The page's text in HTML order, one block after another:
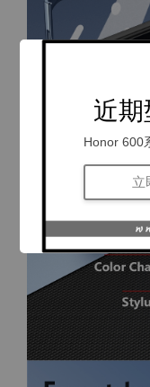
近
Honor 600
立